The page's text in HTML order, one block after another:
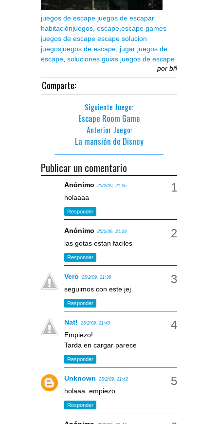
juegos de escape juegos de escapar
habitaciónjuegos, escape,escape games
juegos de escape escape solucion
juegosjuegos de escape, jugar juegos de
escape, soluciones guias juegos de escape
por bñ
Comparte:
Siguiente Juego:
Escape Room Game
Anterior Juego:
La mansión de Disney
Publicar un comentario
Anónimo 25/2/09, 21:26
holaaaa
Responder
Anónimo 25/2/09, 21:29
las gotas estan faciles
Responder
Vero 25/2/09, 21:36
seguimos con este jej
Responder
Nat! 25/2/09, 21:40
Empiezo!
Tarda en cargar parece
Responder
Unknown 25/2/09, 21:42
holaaa..empiezo...
Responder